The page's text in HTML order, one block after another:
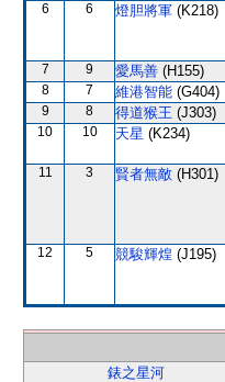
6 6 燈胆將軍 (K218)
7 9 愛馬善 (H155)
8 7 維港智能 (G404)
9 8 得道猴王 (J303)
10 10 天星 (K234)
11 3 賢者無敵 (H301)
12 5 競駿輝煌 (J195)
錶之星河